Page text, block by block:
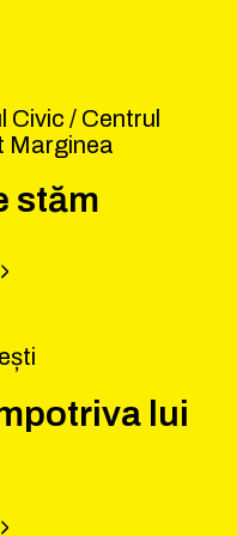
Civic / Centrul
Marginea
stăm
lui